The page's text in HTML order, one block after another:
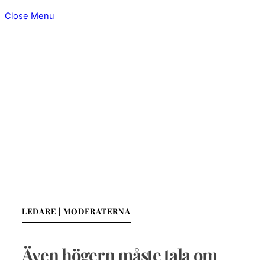
Close Menu
LEDARE | MODERATERNA
Även högern måste tala om